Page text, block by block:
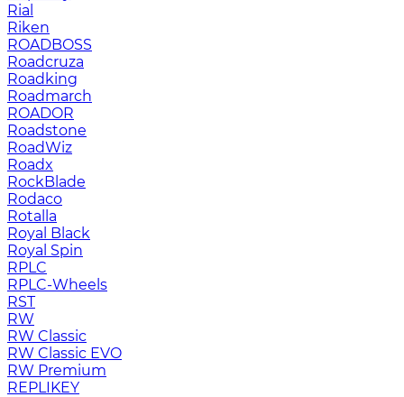
Rial
Riken
ROADBOSS
Roadcruza
Roadking
Roadmarch
ROADOR
Roadstone
RoadWiz
Roadx
RockBlade
Rodaco
Rotalla
Royal Black
Royal Spin
RPLC
RPLC-Wheels
RST
RW
RW Classic
RW Classic EVO
RW Premium
RЕPLIKEY